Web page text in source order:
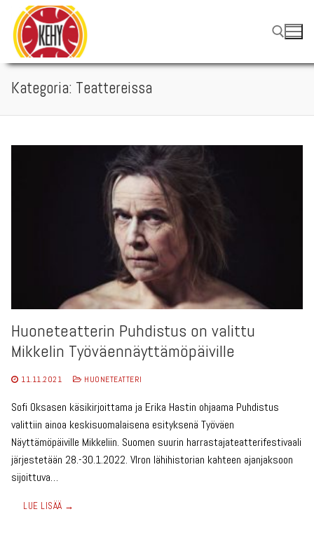
Hyppää
sisältöön
Kategoria: Teattereissa
Huoneteatterin Puhdistus on valittu
Mikkelin Työväennäyttämöpäiville
11.11.2021 HUONETEATTERI
Sofi Oksasen käsikirjoittama ja Erika Hastin ohjaama Puhdistus
valittiin ainoa keskisuomalaisena esityksenä Työväen
Näyttämöpäiville Mikkeliin. Suomen suurin harrastajateatterifestivaali
järjestetään 28.-30.1.2022. VIron lähihistorian kahteen ajanjaksoon
sijoittuva…
LUE LISÄÄ →